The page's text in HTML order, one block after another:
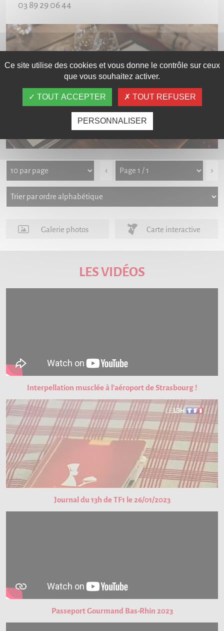
03 89 29 06 44
‹ ›
Galerie photos Carte interactive
LES VIDÉOS
Interpellation musclée à l'aéroport de Strasbourg !
Journal du 13h de TF1 le 26/01/2023
Passeport Gourmand Bas-Rhin 2023
Ce site utilise des cookies et vous donne le contrôle sur ceux
que vous souhaitez activer.
TOUT ACCEPTER TOUT REFUSER
PERSONNALISER